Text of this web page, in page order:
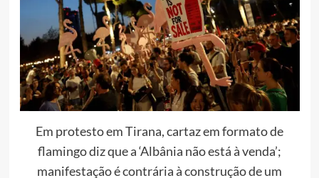
Em protesto em Tirana, cartaz em formato de
flamingo diz que a ‘Albânia não está à venda’;
manifestação é contrária à construção de um